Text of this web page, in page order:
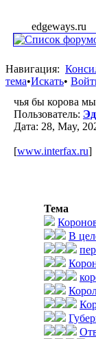
edgeways.ru
Навигация:
тема•Искать•
чья бы корова
Пользователь:
Дата: 28, May,
[www.interfax.ru]
Тема
В